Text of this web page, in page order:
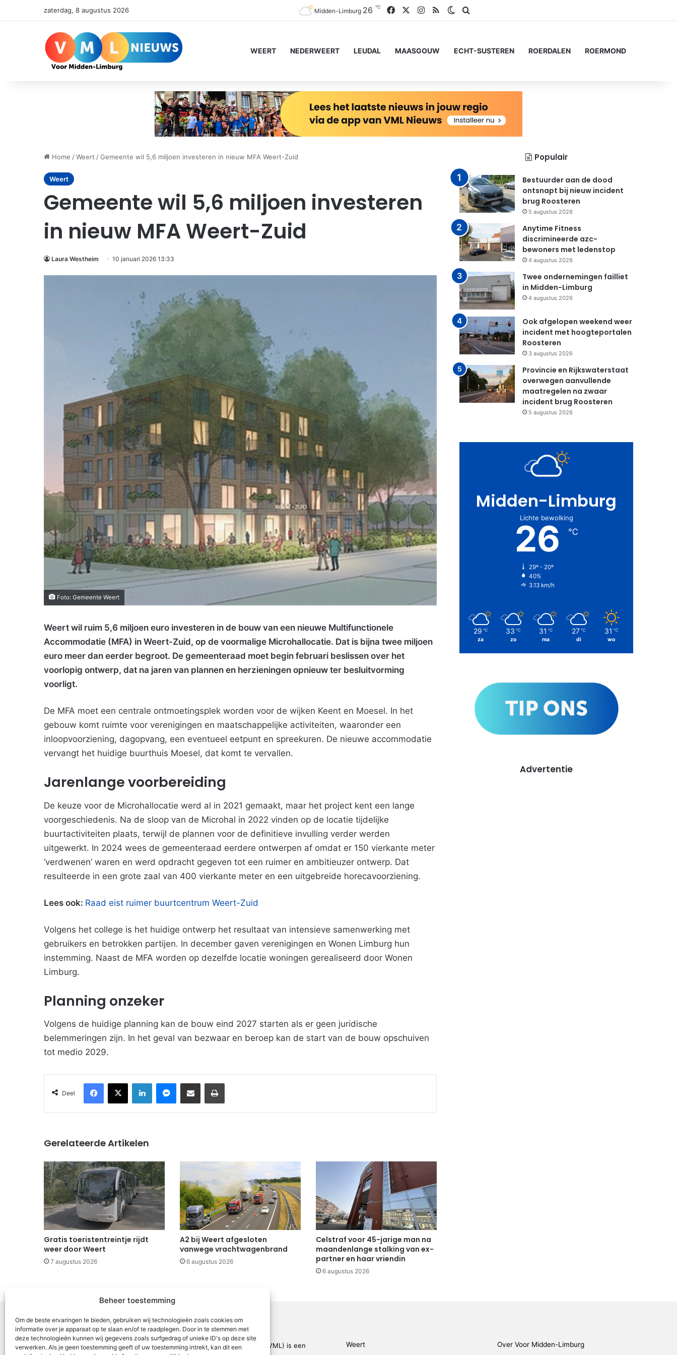
Beheer toestemming
Om de beste ervaringen te bieden, gebruiken wij technologieën zoals cookies om
informatie over je apparaat op te slaan en/of te raadplegen. Door in te stemmen met
deze technologieën kunnen wij gegevens zoals surfgedrag of unieke ID's op deze site
verwerken. Als je geen toestemming geeft of uw toestemming intrekt, kan dit een
zaterdag, 8 augustus 2026 Midden-Limburg 26 ℃ FacebookInstagram
RSSSwitch skin
WEERT NEDERWEERT LEUDAL MAASGOUW ECHT-SUSTEREN ROERDALEN ROERMOND
Home /Weert /Gemeente wil 5,6 miljoen investeren in nieuw MFA Weert-Zuid
Weert
Gemeente wil 5,6 miljoen investeren
in nieuw MFA Weert-Zuid
Laura Westheim 10 januari 2026 13:33
Foto: Gemeente Weert
Weert wil ruim 5,6 miljoen euro investeren in de bouw van een nieuwe Multifunctionele
Accommodatie (MFA) in Weert-Zuid, op de voormalige Microhallocatie. Dat is bijna twee miljoen
euro meer dan eerder begroot. De gemeenteraad moet begin februari beslissen over het
voorlopig ontwerp, dat na jaren van plannen en herzieningen opnieuw ter besluitvorming
voorligt.
De MFA moet een centrale ontmoetingsplek worden voor de wijken Keent en Moesel. In het
gebouw komt ruimte voor verenigingen en maatschappelijke activiteiten, waaronder een
inloopvoorziening, dagopvang, een eventueel eetpunt en spreekuren. De nieuwe accommodatie
vervangt het huidige buurthuis Moesel, dat komt te vervallen.
Jarenlange voorbereiding
De keuze voor de Microhallocatie werd al in 2021 gemaakt, maar het project kent een lange
voorgeschiedenis. Na de sloop van de Microhal in 2022 vinden op de locatie tijdelijke
buurtactiviteiten plaats, terwijl de plannen voor de definitieve invulling verder werden
uitgewerkt. In 2024 wees de gemeenteraad eerdere ontwerpen af omdat er 150 vierkante meter
‘verdwenen’ waren en werd opdracht gegeven tot een ruimer en ambitieuzer ontwerp. Dat
resulteerde in een grote zaal van 400 vierkante meter en een uitgebreide horecavoorziening.
Lees ook: Raad eist ruimer buurtcentrum Weert-Zuid
Volgens het college is het huidige ontwerp het resultaat van intensieve samenwerking met
gebruikers en betrokken partijen. In december gaven verenigingen en Wonen Limburg hun
instemming. Naast de MFA worden op dezelfde locatie woningen gerealiseerd door Wonen
Limburg.
Planning onzeker
Volgens de huidige planning kan de bouw eind 2027 starten als er geen juridische
belemmeringen zijn. In het geval van bezwaar en beroep kan de start van de bouw opschuiven
tot medio 2029.
Deel
Facebook
X LinkedInMessenger
Deel via Email Print
Gerelateerde Artikelen
Gratis toeristentreintje rijdt
weer door Weert
7 augustus 2026
A2 bij Weert afgesloten
vanwege vrachtwagenbrand
6 augustus 2026
Celstraf voor 45-jarige man na
maandenlange stalking van ex-
partner en haar vriendin
6 augustus 2026
Populair
Bestuurder aan de dood
ontsnapt bij nieuw incident
brug Roosteren
5 augustus 2026
Anytime Fitness
discrimineerde azc-
bewoners met ledenstop
4 augustus 2026
Twee ondernemingen failliet
in Midden-Limburg
4 augustus 2026
Ook afgelopen weekend weer
incident met hoogteportalen
Roosteren
3 augustus 2026
Provincie en Rijkswaterstaat
overwegen aanvullende
maatregelen na zwaar
incident brug Roosteren
5 augustus 2026
Midden-Limburg
Lichte bewolking
26 ℃
29º - 20º
40%
3.13 km/h
29 ℃
za
33 ℃
zo
31 ℃
ma
27 ℃
di
31 ℃
wo
Advertentie
Voor Midden-Limburg (VML) is een
Weert Over Voor Midden-Limburg